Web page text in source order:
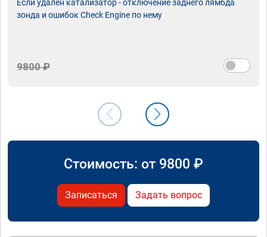
Если удален катализатор - отключение заднего лямбда
зонда и ошибок Check Engine по нему
9800 ₽
Стоимость: от 9800 ₽
Записаться Задать вопрос